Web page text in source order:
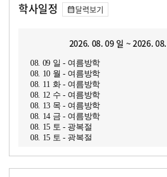
학사일정 달력보기
2026. 08. 09 일 ~ 2026.
08. 09 일 - 여름방학
08. 10 월 - 여름방학
08. 11 화 - 여름방학
08. 12 수 - 여름방학
08. 13 목 - 여름방학
08. 14 금 - 여름방학
08. 15 토 - 광복절
08. 15 토 - 광복절